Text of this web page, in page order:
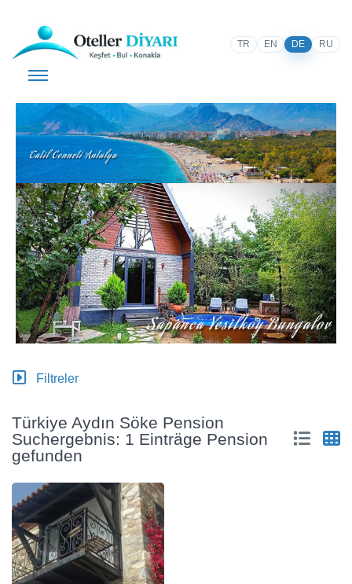
TR EN DE RU
Filtreler
Türkiye Aydın Söke Pension
Suchergebnis: 1 Einträge Pension
gefunden